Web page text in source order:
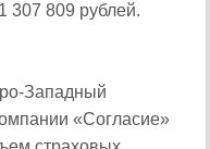
307 809 рублей.
Западный
«Согласие»